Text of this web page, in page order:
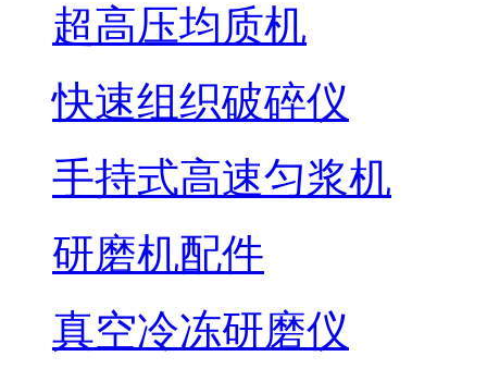
超高压均质机
快速组织破碎仪
手持式高速匀浆机
研磨机配件
真空冷冻研磨仪